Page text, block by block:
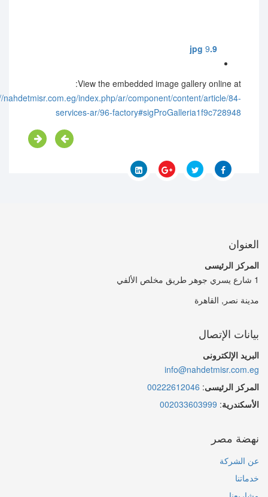
9.jpg
9
View the embedded image gallery online at:
nahdetmisr.com.eg/index.php/ar/component/content/article/84-
services-ar/96-factory#sigProGalleria1f9c728948
العنوان
المركز الرئيسى
1 شارع يسري جوهر طريق مخلص الألفي
مدينة نصر, القاهرة
بيانات الإتصال
البريد الإلكترونى
info@nahdetmisr.com.eg
المركز الرئيسى:
00222612046
الأسكندرية:
002033603999
نهضة مصر
عن الشركة
خدماتنا